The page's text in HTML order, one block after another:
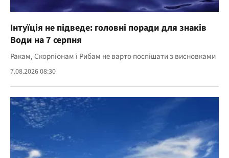
Інтуїція не підведе: головні поради для знаків
Води на 7 серпня
Ракам, Скорпіонам і Рибам не варто поспішати з висновками
7.08.2026 08:30